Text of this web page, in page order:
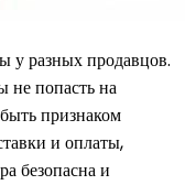
у разных продавцов.
не попасть на
признаком
и оплаты,
безопасна и